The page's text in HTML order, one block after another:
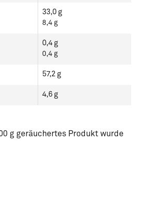
33,0 g
8,4 g
0,4 g
0,4 g
57,2 g
4,6 g
g geräuchertes Produkt wurde